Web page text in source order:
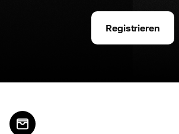
Registrieren